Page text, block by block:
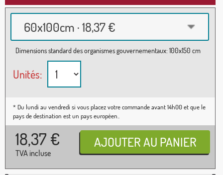
60x100cm · 18,37 €
Dimensions standard des organismes gouvernementaux: 100x150 cm
Unités:
* Du lundi au vendredi si vous placez votre commande avant 14h00 et que le
pays de destination est un pays européen..
18,37 €
TVA incluse